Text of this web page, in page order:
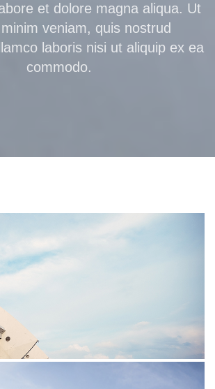
et dolore magna aliqua. Ut
veniam, quis nostrud
laboris nisi ut aliquip ex ea
commodo.